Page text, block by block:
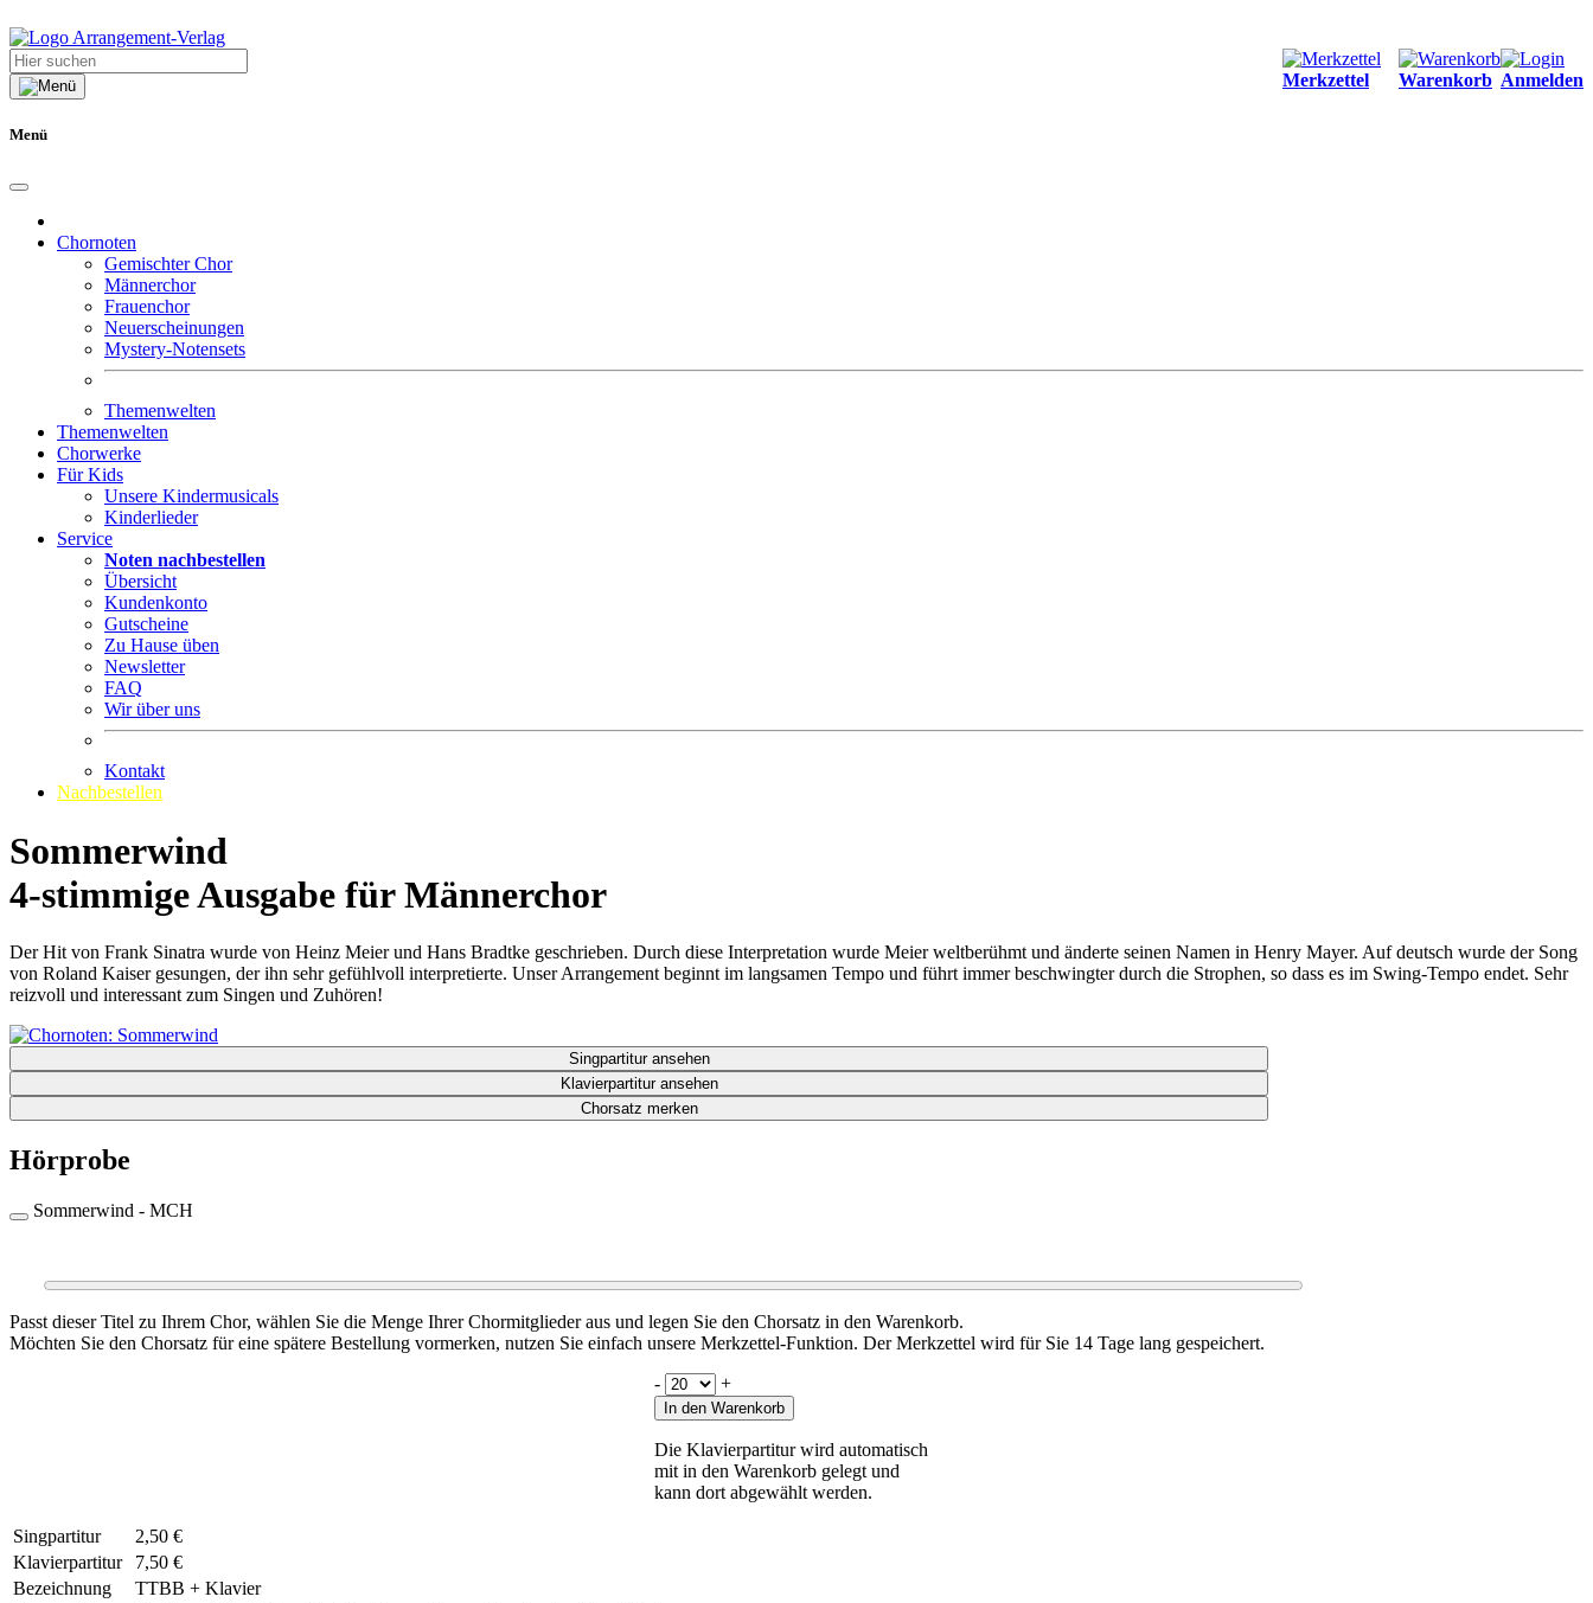
Anmelden
Warenkorb
Merkzettel
Menü
Chornoten
Gemischter Chor
Männerchor
Frauenchor
Neuerscheinungen
Mystery-Notensets
Themenwelten
Themenwelten
Chorwerke
Für Kids
Unsere Kindermusicals
Kinderlieder
Service
Noten nachbestellen
Übersicht
Kundenkonto
Gutscheine
Zu Hause üben
Newsletter
FAQ
Wir über uns
Kontakt
Nachbestellen
Sommerwind
4-stimmige Ausgabe für Männerchor
Der Hit von Frank Sinatra wurde von Heinz Meier und Hans Bradtke geschrieben. Durch diese Interpretation wurde Meier weltberühmt und änderte seinen Namen in Henry Mayer. Auf deutsch wurde der Song
von Roland Kaiser gesungen, der ihn sehr gefühlvoll interpretierte. Unser Arrangement beginnt im langsamen Tempo und führt immer beschwingter durch die Strophen, so dass es im Swing-Tempo endet. Sehr
reizvoll und interessant zum Singen und Zuhören!
Singpartitur ansehen
Klavierpartitur ansehen
Chorsatz merken
Hörprobe
Sommerwind - MCH
Passt dieser Titel zu Ihrem Chor, wählen Sie die Menge Ihrer Chormitglieder aus und legen Sie den Chorsatz in den Warenkorb.
Möchten Sie den Chorsatz für eine spätere Bestellung vormerken, nutzen Sie einfach unsere Merkzettel-Funktion. Der Merkzettel wird für Sie 14 Tage lang gespeichert.
-
+
In den Warenkorb
Die Klavierpartitur wird automatisch
mit in den Warenkorb gelegt und
kann dort abgewählt werden.
Singpartitur
2,50 €
Klavierpartitur
7,50 €
Bezeichnung
TTBB + Klavier